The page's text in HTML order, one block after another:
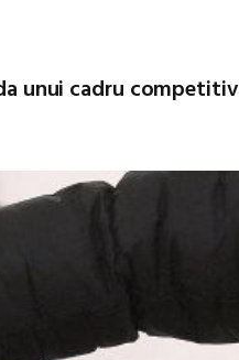
unui cadru competitiv